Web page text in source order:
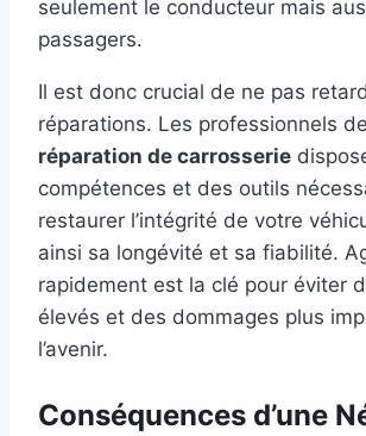
seulement le conducteur mais
passagers.
Il est donc crucial de ne pas
réparations. Les professionnels
réparation de carrosserie
compétences et des outils
restaurer l’intégrité de votre
ainsi sa longévité et sa fiabilité.
rapidement est la clé pour éviter
élevés et des dommages plus
l’avenir.
Conséquences d’une